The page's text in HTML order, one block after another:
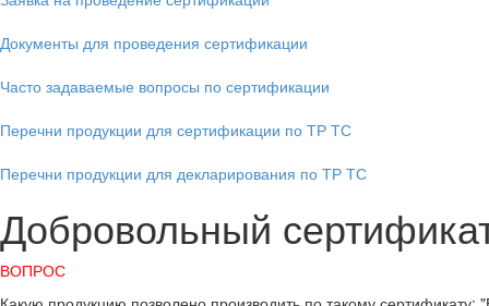
Документы для проведения сертификации
Часто задаваемые вопросы по сертификации
Перечни продукции для сертификации по ТР ТС
Перечни продукции для декларирования по ТР ТС
Добровольный
ВОПРОС